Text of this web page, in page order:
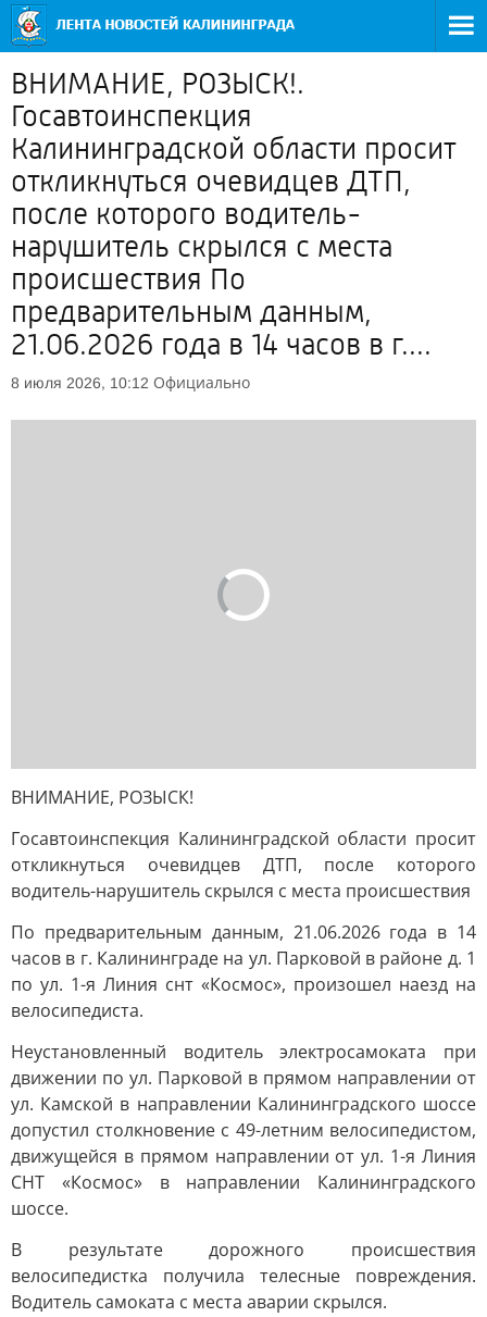
ВНИМАНИЕ, РОЗЫСК!.
Госавтоинспекция
Калининградской области просит
откликнуться очевидцев ДТП,
после которого водитель-
нарушитель скрылся с места
происшествия По
предварительным данным,
21.06.2026 года в 14 часов в г....
8 июля 2026, 10:12 Официально
ВНИМАНИЕ, РОЗЫСК!
Госавтоинспекция Калининградской области просит
откликнуться очевидцев ДТП, после которого
водитель-нарушитель скрылся с места происшествия
По предварительным данным, 21.06.2026 года в 14
часов в г. Калининграде на ул. Парковой в районе д. 1
по ул. 1-я Линия снт «Космос», произошел наезд на
велосипедиста.
Неустановленный водитель электросамоката при
движении по ул. Парковой в прямом направлении от
ул. Камской в направлении Калининградского шоссе
допустил столкновение с 49-летним велосипедистом,
движущейся в прямом направлении от ул. 1-я Линия
СНТ «Космос» в направлении Калининградского
шоссе.
В результате дорожного происшествия
велосипедистка получила телесные повреждения.
Водитель самоката с места аварии скрылся.